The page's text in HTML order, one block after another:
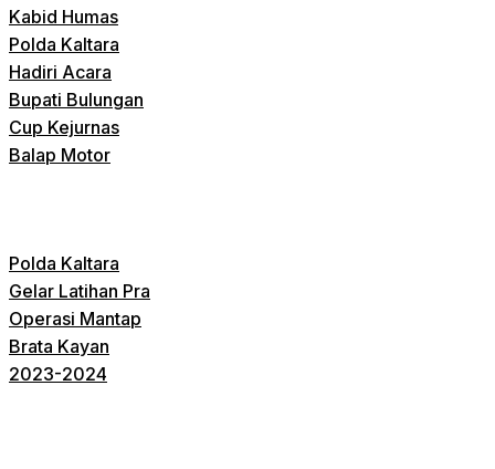
Kabid Humas
Polda Kaltara
Hadiri Acara
Bupati Bulungan
Cup Kejurnas
Balap Motor
Polda Kaltara
Gelar Latihan Pra
Operasi Mantap
Brata Kayan
2023-2024